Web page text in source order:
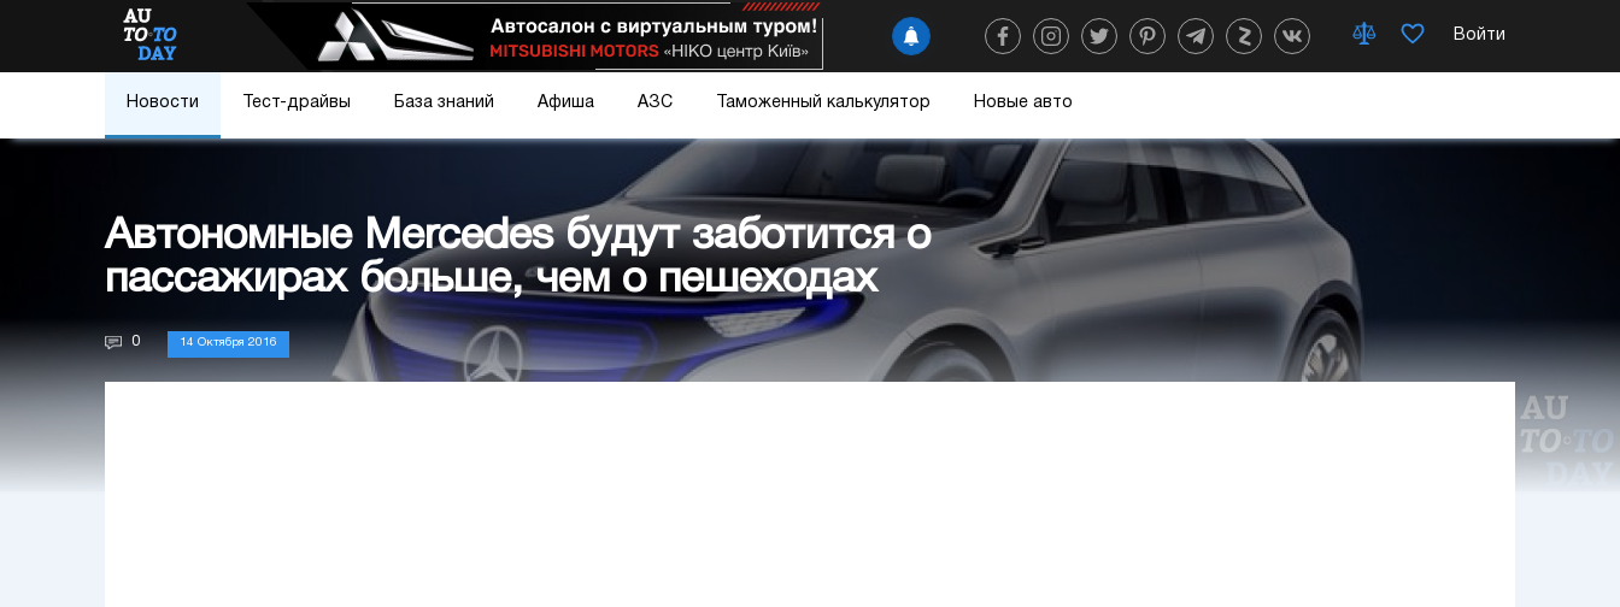
Войти
Новости Тест-драйвы База знаний Афиша АЗС Таможенный калькулятор Новые авто
Автономные Mercedes будут заботится о
пассажирах больше, чем о пешеходах
0 14 Октября 2016